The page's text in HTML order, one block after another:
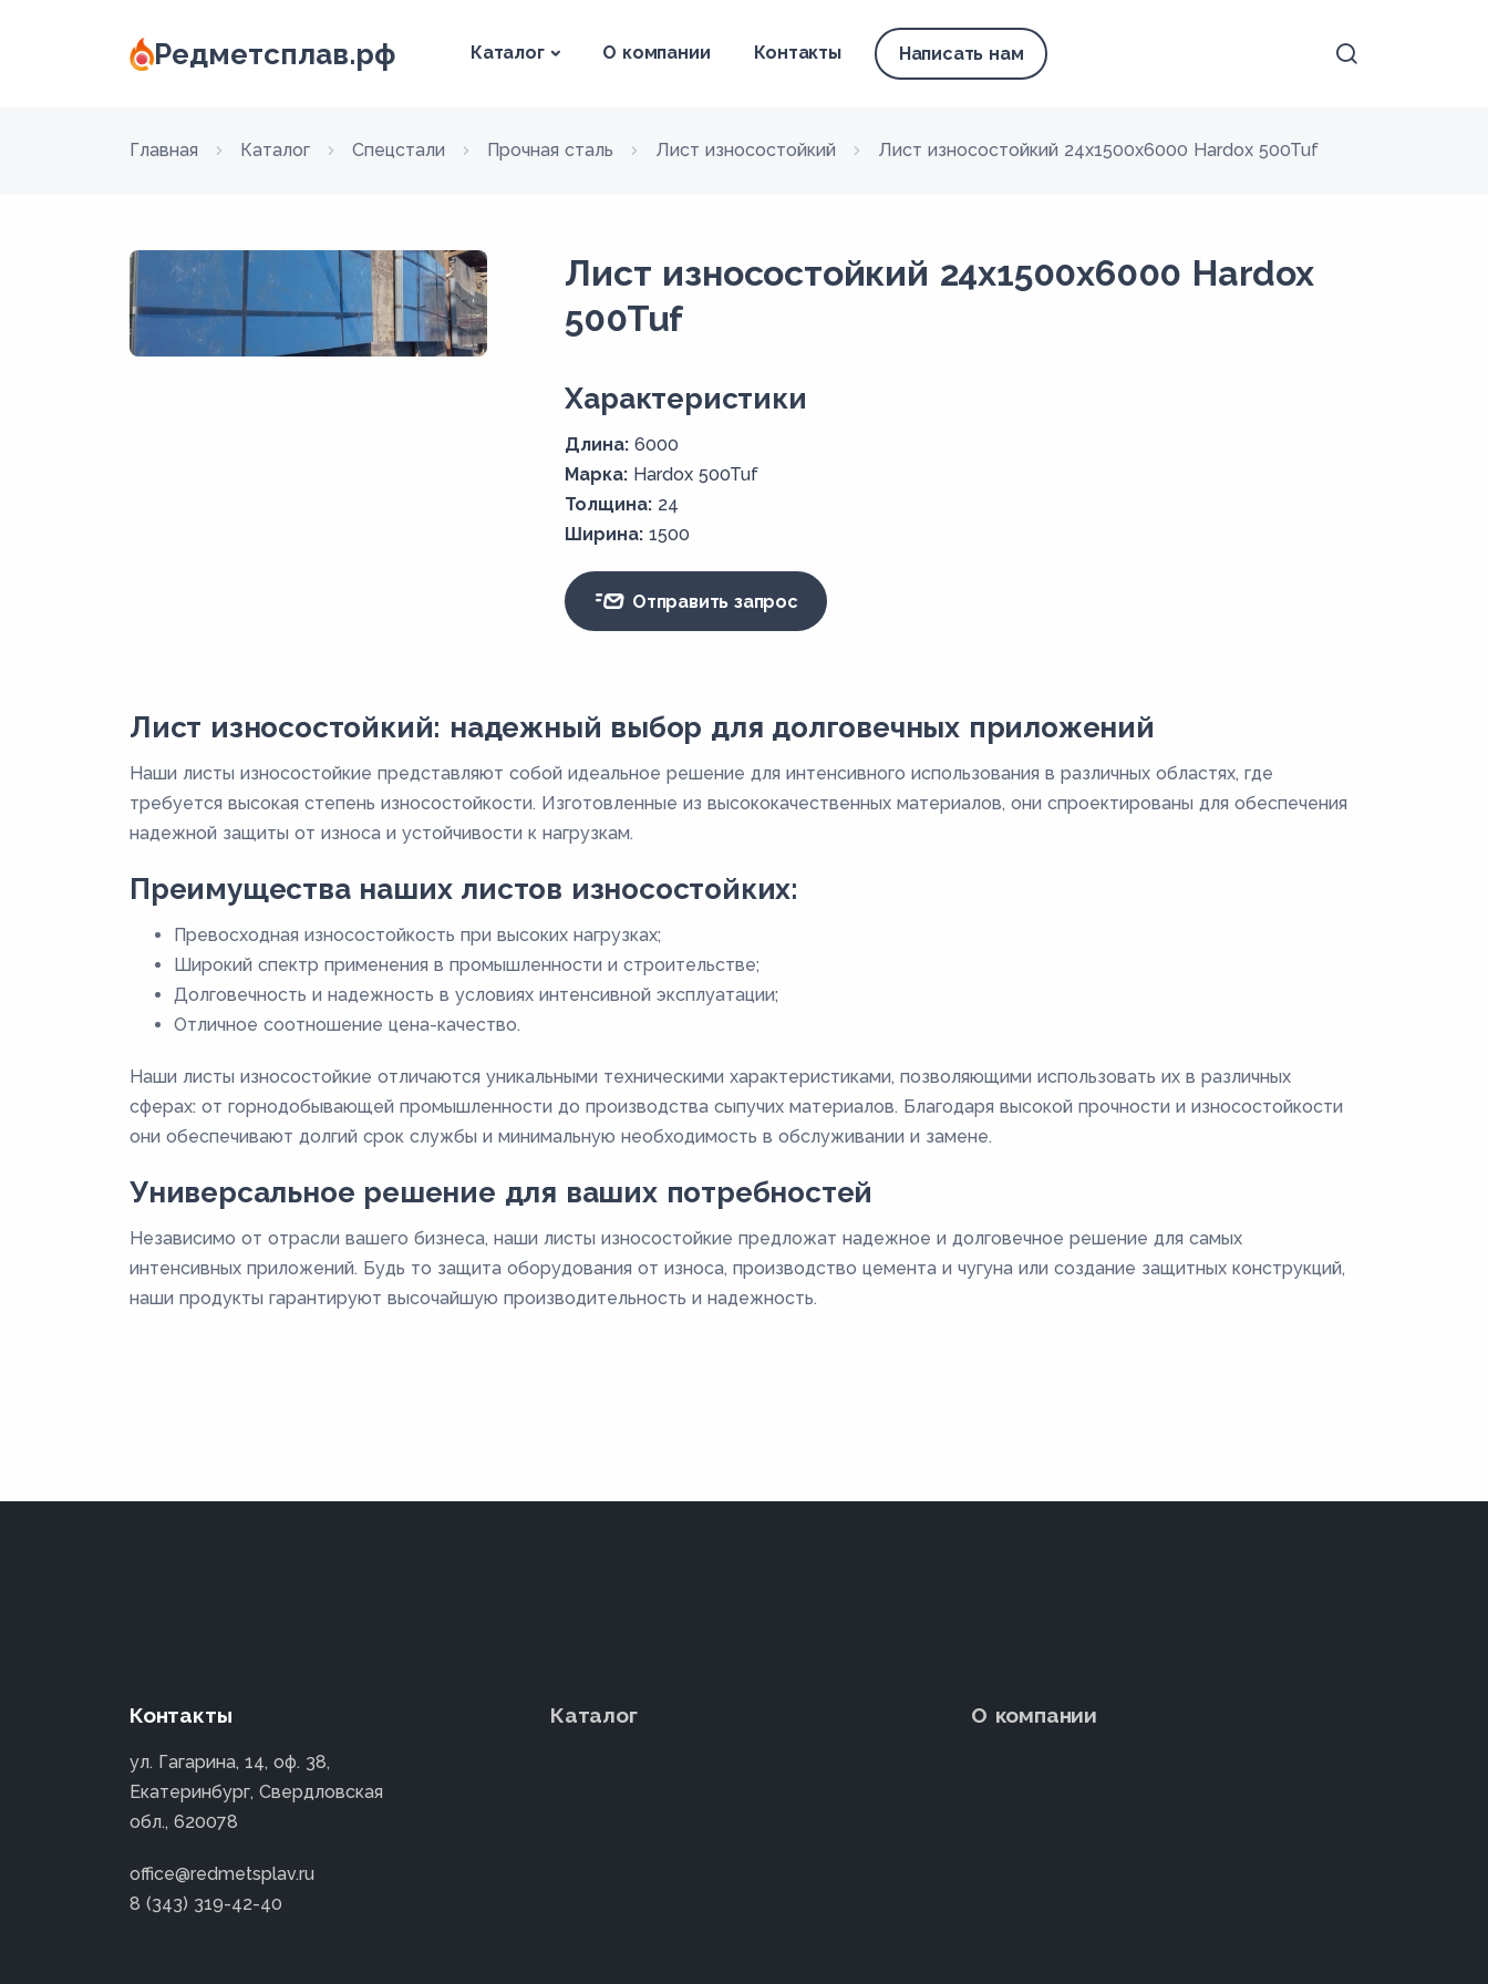
Редметсплав.рф Каталог О компании Контакты Написать нам
Главная Каталог Спецстали Прочная сталь Лист износостойкий Лист износостойкий 24x1500х6000 Hardox 500Tuf
Лист износостойкий 24x1500х6000 Hardox
500Tuf
Xарактеристики
Длина: 6000
Марка: Hardox 500Tuf
Толщина: 24
Ширина: 1500
Отправить запрос
Лист износостойкий: надежный выбор для долговечных приложений
Наши листы износостойкие представляют собой идеальное решение для интенсивного использования в различных областях, где
требуется высокая степень износостойкости. Изготовленные из высококачественных материалов, они спроектированы для обеспечения
надежной защиты от износа и устойчивости к нагрузкам.
Преимущества наших листов износостойких:
Превосходная износостойкость при высоких нагрузках;
Широкий спектр применения в промышленности и строительстве;
Долговечность и надежность в условиях интенсивной эксплуатации;
Отличное соотношение цена-качество.
Наши листы износостойкие отличаются уникальными техническими характеристиками, позволяющими использовать их в различных
сферах: от горнодобывающей промышленности до производства сыпучих материалов. Благодаря высокой прочности и износостойкости
они обеспечивают долгий срок службы и минимальную необходимость в обслуживании и замене.
Универсальное решение для ваших потребностей
Независимо от отрасли вашего бизнеса, наши листы износостойкие предложат надежное и долговечное решение для самых
интенсивных приложений. Будь то защита оборудования от износа, производство цемента и чугуна или создание защитных конструкций,
наши продукты гарантируют высочайшую производительность и надежность.
Контакты
ул. Гагарина, 14, оф. 38,
Екатеринбург, Свердловская
обл., 620078
office@redmetsplav.ru
8 (343) 319-42-40
Каталог О компании